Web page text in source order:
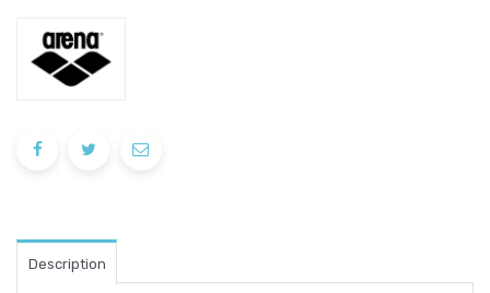
Description